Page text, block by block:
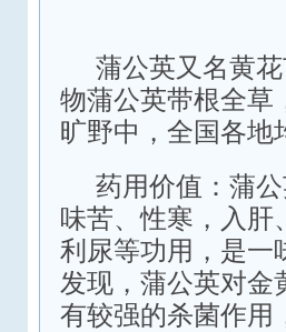
蒲公英又名黄
物蒲公英带根全草
旷野中，全国各地
药用价值：蒲
味苦、性寒，入肝
利尿等功用，是一
发现，蒲公英对金
有较强的杀菌作用